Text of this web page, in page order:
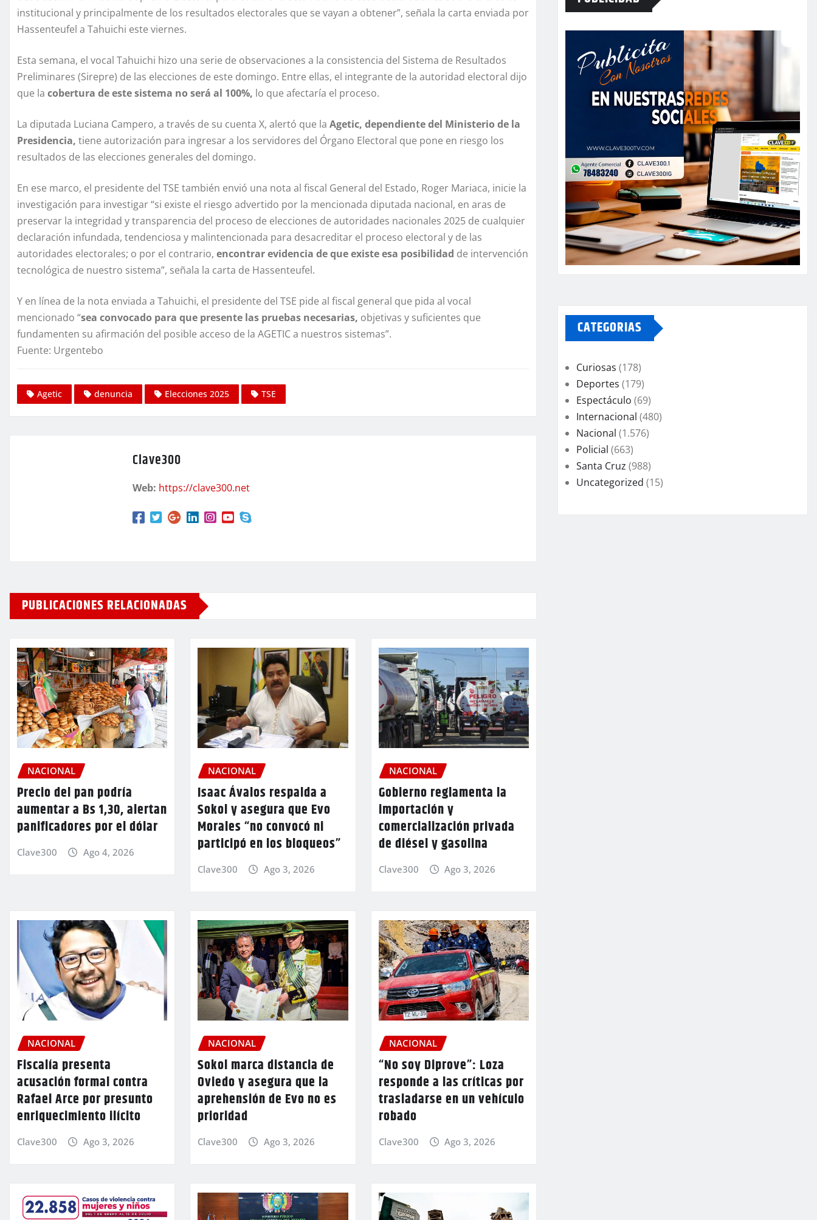
institucional y principalmente de los resultados electorales que se vayan a obtener”, señala la carta enviada por
Hassenteufel a Tahuichi este viernes.
Esta semana, el vocal Tahuichi hizo una serie de observaciones a la consistencia del Sistema de Resultados
Preliminares (Sirepre) de las elecciones de este domingo. Entre ellas, el integrante de la autoridad electoral dijo
que la cobertura de este sistema no será al 100%, lo que afectaría el proceso.
La diputada Luciana Campero, a través de su cuenta X, alertó que la Agetic, dependiente del Ministerio de la
Presidencia, tiene autorización para ingresar a los servidores del Órgano Electoral que pone en riesgo los
resultados de las elecciones generales del domingo.
En ese marco, el presidente del TSE también envió una nota al fiscal General del Estado, Roger Mariaca, inicie la
investigación para investigar “si existe el riesgo advertido por la mencionada diputada nacional, en aras de
preservar la integridad y transparencia del proceso de elecciones de autoridades nacionales 2025 de cualquier
declaración infundada, tendenciosa y malintencionada para desacreditar el proceso electoral y de las
autoridades electorales; o por el contrario, encontrar evidencia de que existe esa posibilidad de intervención
tecnológica de nuestro sistema”, señala la carta de Hassenteufel.
Y en línea de la nota enviada a Tahuichi, el presidente del TSE pide al fiscal general que pida al vocal
mencionado “sea convocado para que presente las pruebas necesarias, objetivas y suficientes que
fundamenten su afirmación del posible acceso de la AGETIC a nuestros sistemas”.
Fuente: Urgentebo
Agetic denuncia Elecciones 2025 TSE
Clave300
Web: https://clave300.net
PUBLICACIONES RELACIONADAS
NACIONAL
Precio del pan podría
aumentar a Bs 1,30, alertan
panificadores por el dólar
Clave300 Ago 4, 2026
NACIONAL
Isaac Ávalos respalda a
Sokol y asegura que Evo
Morales “no convocó ni
participó en los bloqueos”
Clave300 Ago 3, 2026
NACIONAL
Gobierno reglamenta la
importación y
comercialización privada
de diésel y gasolina
Clave300 Ago 3, 2026
NACIONAL
Fiscalía presenta
acusación formal contra
Rafael Arce por presunto
enriquecimiento ilícito
Clave300 Ago 3, 2026
NACIONAL
Sokol marca distancia de
Oviedo y asegura que la
aprehensión de Evo no es
prioridad
Clave300 Ago 3, 2026
NACIONAL
“No soy Diprove”: Loza
responde a las críticas por
trasladarse en un vehículo
robado
Clave300 Ago 3, 2026
CATEGORIAS
Curiosas (178)
Deportes (179)
Espectáculo (69)
Internacional (480)
Nacional (1.576)
Policial (663)
Santa Cruz (988)
Uncategorized (15)